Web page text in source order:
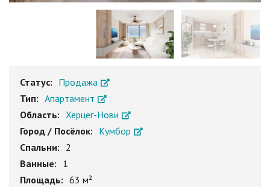
Статус: Продажа
Тип: Апартамент
Область: Херцег-Нови
Город / Посёлок: Кумбор
Спальни: 2
Ванные: 1
Площадь: 63 м²